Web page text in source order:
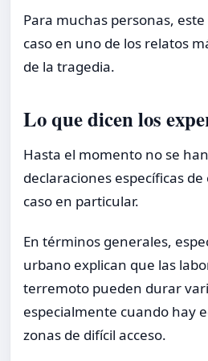
Para muchas personas,
caso en uno de los relatos
de la tragedia.
Lo que dicen los
Hasta el momento no se
declaraciones específicas
caso en particular.
En términos generales,
urbano explican que las
terremoto pueden durar
especialmente cuando hay
zonas de difícil acceso.